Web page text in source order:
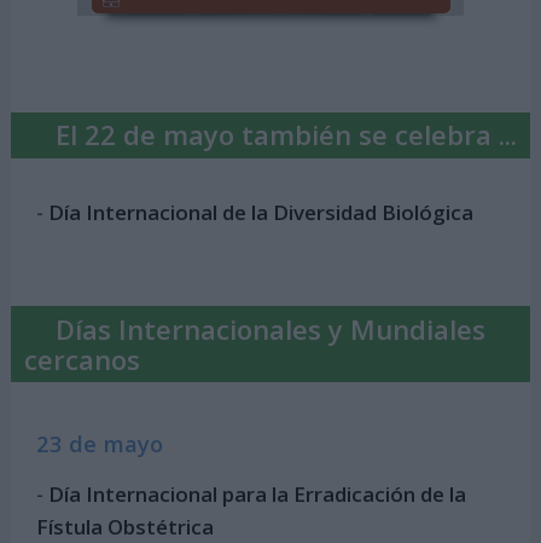
El 22 de mayo también se celebra ...
- Día Internacional de la Diversidad Biológica
Días Internacionales y Mundiales
cercanos
23 de mayo
- Día Internacional para la Erradicación de la
Fístula Obstétrica